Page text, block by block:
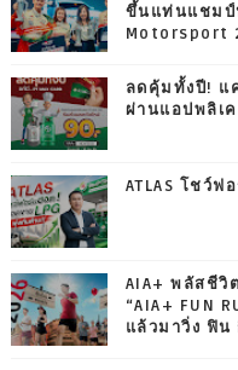
ขึ้นแท่นแชมป์
Motorsport
ลดคุ้มทั้งปี! แ
ผ่านแอปพลิเค
ATLAS โชว์
AIA+ พลัสชีวิ
“AIA+ FUN
แล้วมาวิ่ง ฟิน